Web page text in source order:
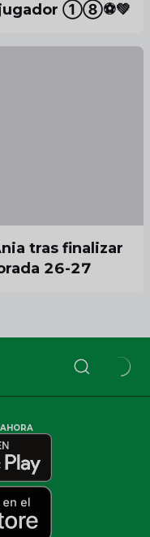
jugador ①⑧⚽️💚
tras finalizar
26-27